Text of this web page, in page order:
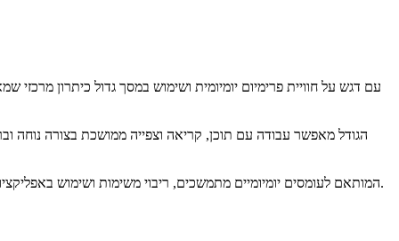
בלב המכשיר פועל מעבד Snapdragon 8 Elite, המותאם לעומסים יומיומיים מתמשכים, ריבוי משימות ושימוש באפליקציות מתקדמות. הביצועים מתורגמים לחוויית שימוש חלקה, תגובה עקבית ויכולת עבודה יציבה לאורך היום.